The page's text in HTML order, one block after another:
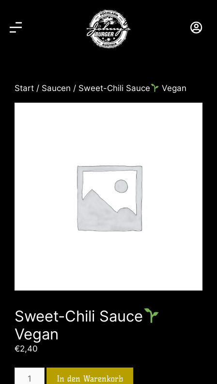
Start / Saucen / Sweet-Chili Sauce Vegan
Sweet-Chili Sauce
Vegan
€2,40
In den Warenkorb